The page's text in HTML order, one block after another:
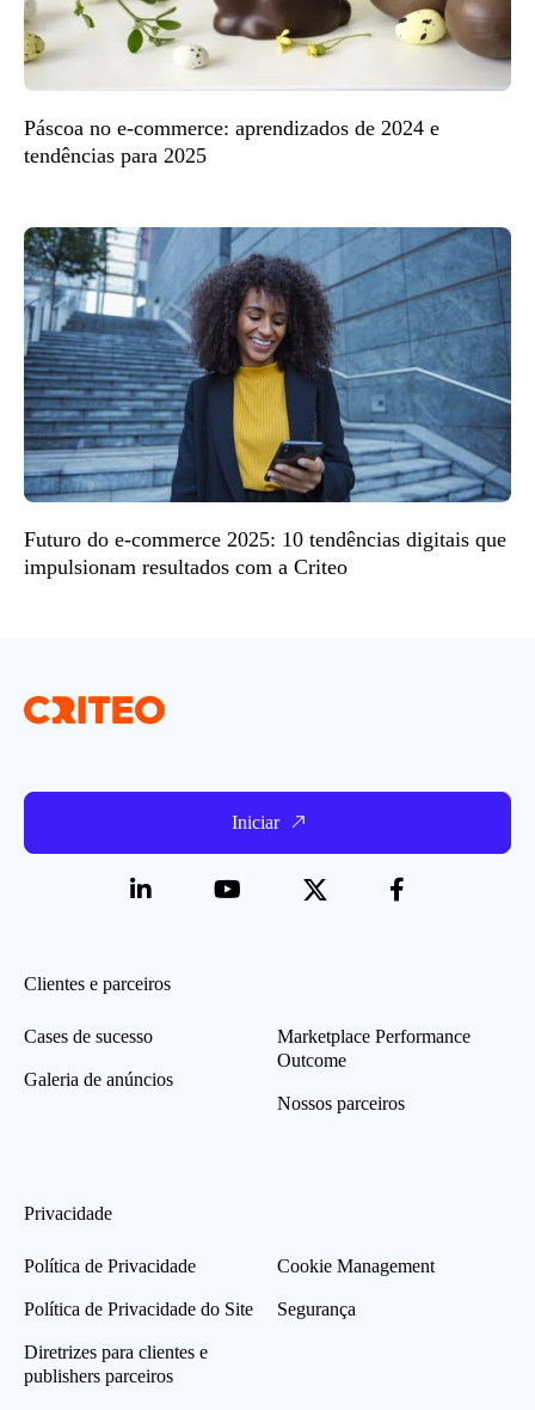
Páscoa no e-commerce: aprendizados de 2024 e
tendências para 2025
Futuro do e-commerce 2025: 10 tendências digitais que
impulsionam resultados com a Criteo
Iniciar
Clientes e parceiros
Cases de sucesso
Galeria de anúncios
Marketplace Performance
Outcome
Nossos parceiros
Privacidade
Política de Privacidade
Política de Privacidade do Site
Diretrizes para clientes e
publishers parceiros
Cookie Management
Segurança